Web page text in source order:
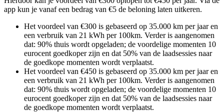
app kun je vanaf een bedrag van €5 de beloning laten uitkeren.
Het voordeel van €300 is gebaseerd op 35.000 km per jaar en
een verbruik van 21 kWh per 100km. Verder is aangenomen
dat: 90% thuis wordt opgeladen; de voordelige momenten 10
eurocent goedkoper zijn en dat 50% van de laadsessies naar
de goedkope momenten wordt verplaatst.
Het voordeel van €450 is gebaseerd op 35.000 km per jaar en
een verbruik van 21 kWh per 100km. Verder is aangenomen
dat: 90% thuis wordt opgeladen; de voordelige momenten 10
eurocent goedkoper zijn en dat 50% van de laadsessies naar
de goedkope momenten wordt verplaatst.